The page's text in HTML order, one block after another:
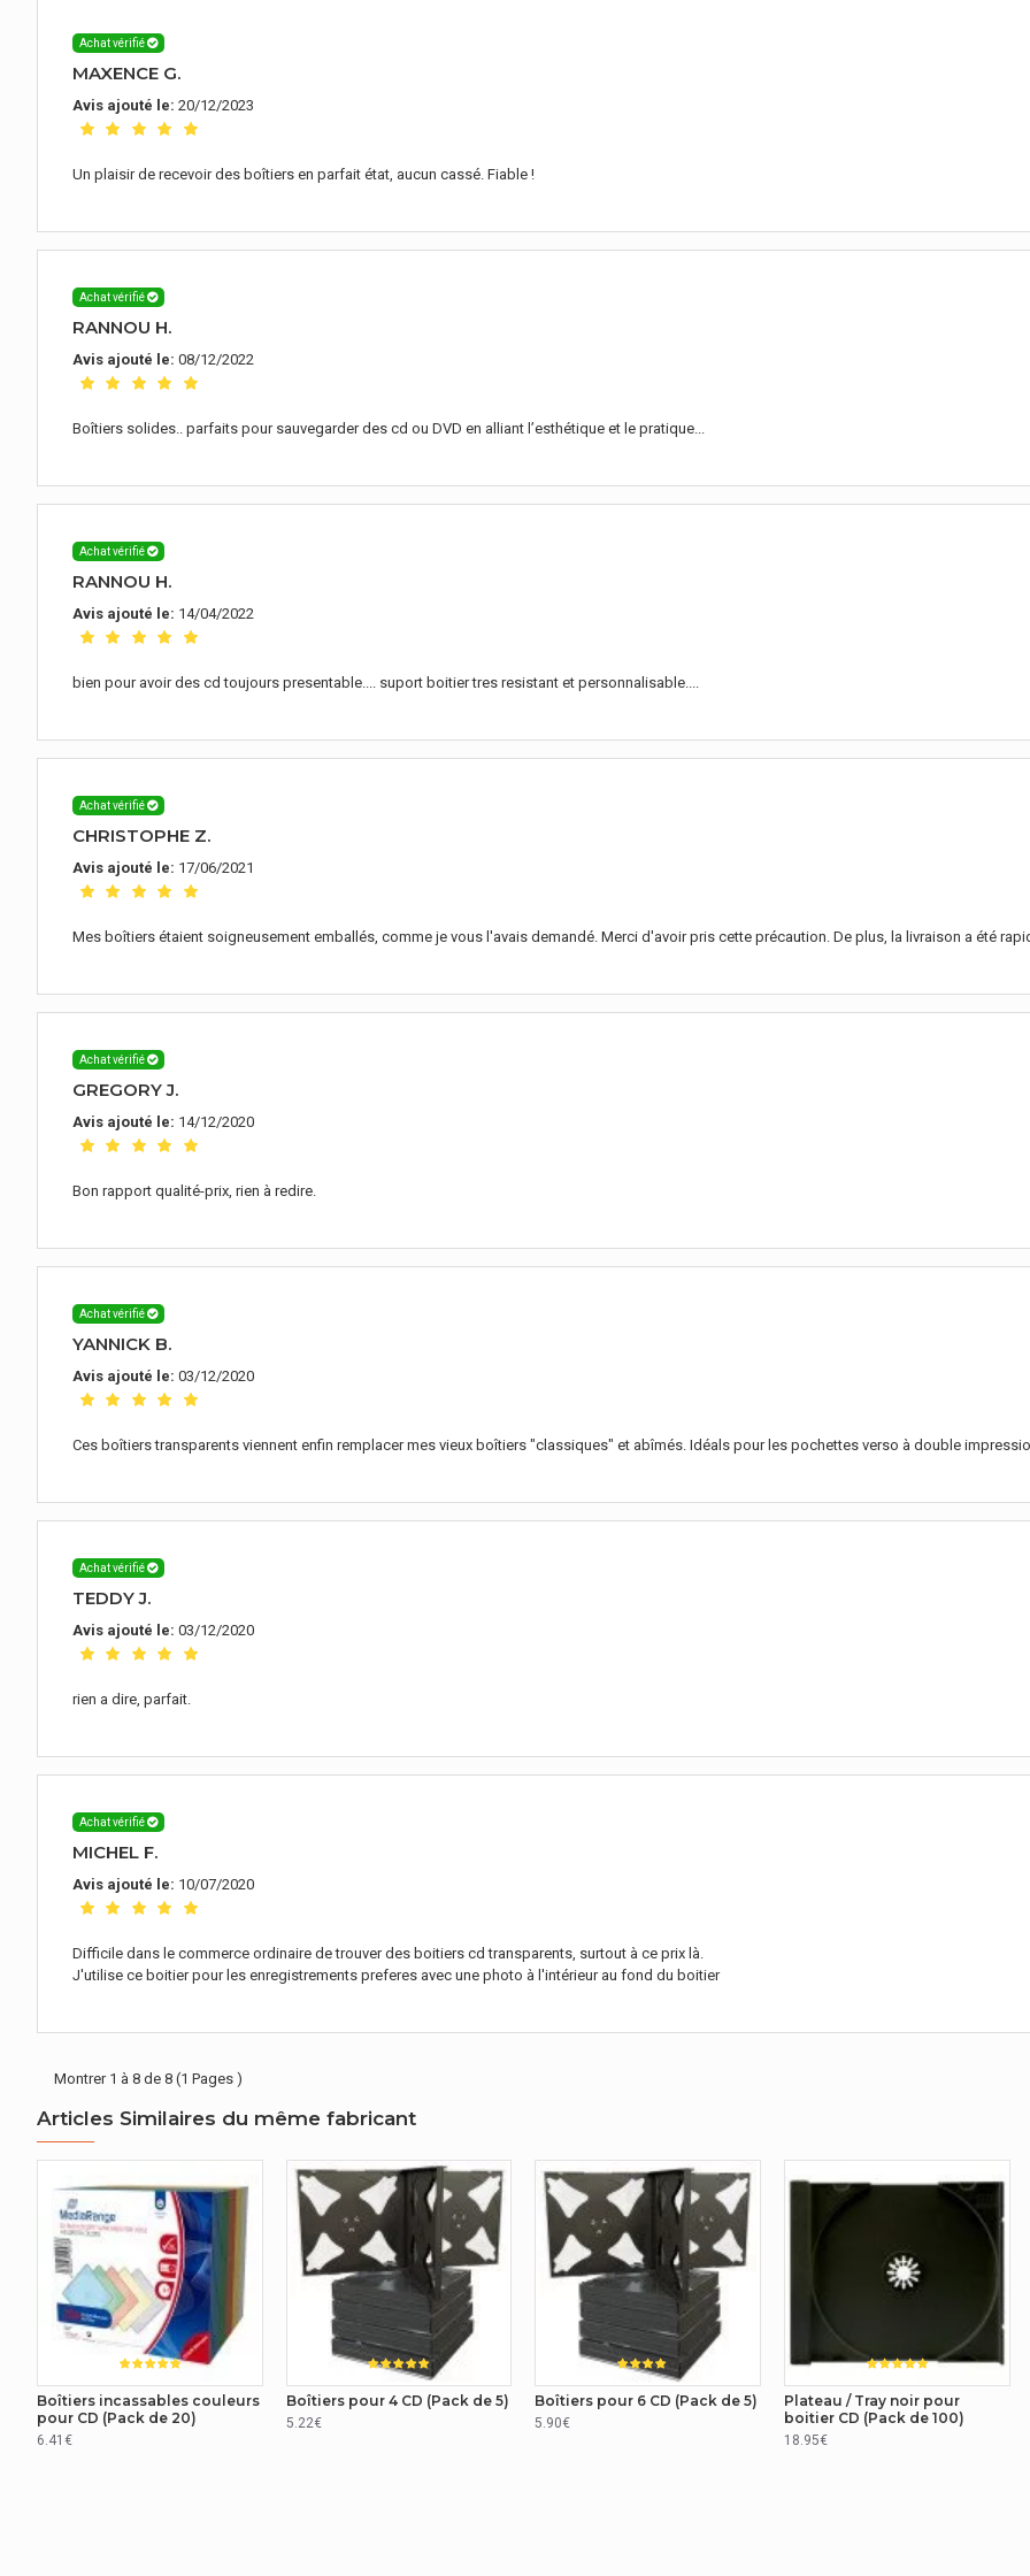
Achat vérifié
MAXENCE G.
Avis ajouté le: 20/12/2023
Un plaisir de recevoir des boîtiers en parfait état, aucun cassé. Fiable !
Achat vérifié
RANNOU H.
Avis ajouté le: 08/12/2022
Boîtiers solides.. parfaits pour sauvegarder des cd ou DVD en alliant l’esthétique et le pratique...
Achat vérifié
RANNOU H.
Avis ajouté le: 14/04/2022
bien pour avoir des cd toujours presentable.... suport boitier tres resistant et personnalisable....
Achat vérifié
CHRISTOPHE Z.
Avis ajouté le: 17/06/2021
Mes boîtiers étaient soigneusement emballés, comme je vous l'avais demandé. Merci d'avoir pris cette précaution. De plus, la livraison a été
Achat vérifié
GREGORY J.
Avis ajouté le: 14/12/2020
Bon rapport qualité-prix, rien à redire.
Achat vérifié
YANNICK B.
Avis ajouté le: 03/12/2020
Ces boîtiers transparents viennent enfin remplacer mes vieux boîtiers "classiques" et abîmés. Idéals pour les pochettes verso à double
Achat vérifié
TEDDY J.
Avis ajouté le: 03/12/2020
rien a dire, parfait.
Achat vérifié
MICHEL F.
Avis ajouté le: 10/07/2020
Difficile dans le commerce ordinaire de trouver des boitiers cd transparents, surtout à ce prix là.
J'utilise ce boitier pour les enregistrements preferes avec une photo à l'intérieur au fond du boitier
Montrer 1 à 8 de 8 (1 Pages )
Articles Similaires du même fabricant
Boîtiers incassables couleurs
pour CD (Pack de 20)
6.41€
Boîtiers pour 4 CD (Pack de 5)
5.22€
Boîtiers pour 6 CD (Pack de 5)
5.90€
Plateau / Tray noir pour
boitier CD (Pack de 100)
18.95€